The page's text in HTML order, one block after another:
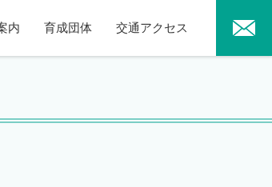
内 育成団体 交通アクセス